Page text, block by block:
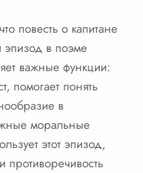
повесть о капитане
в поэме
важные функции:
помогает понять
в
моральные
этот эпизод,
противоречивость